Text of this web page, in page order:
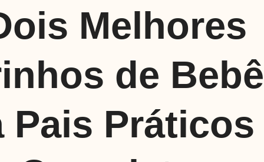
Melhores
de Bebê
Pais